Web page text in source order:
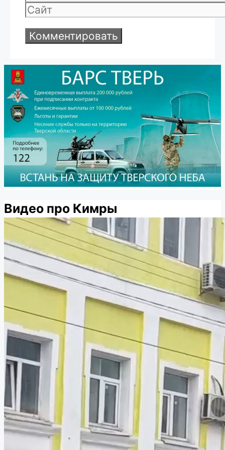
Сайт
Видео про Кимры